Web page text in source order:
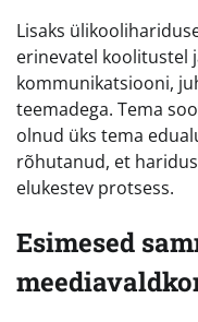
Lisaks
erinevatel koolitustel
kommunikatsiooni,
teemadega. Tema
olnud üks tema
rõhutanud, et
elukestev protsess.
Esimesed